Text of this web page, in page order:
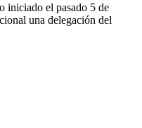
iniciado el pasado 5 de
una delegación del